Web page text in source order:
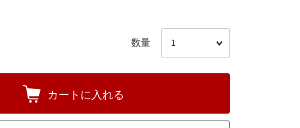
数量
カートに入れる